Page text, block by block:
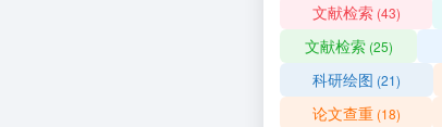
文献检索(43)
文献检索(25)
科研绘图 (21)
论文查重(18)